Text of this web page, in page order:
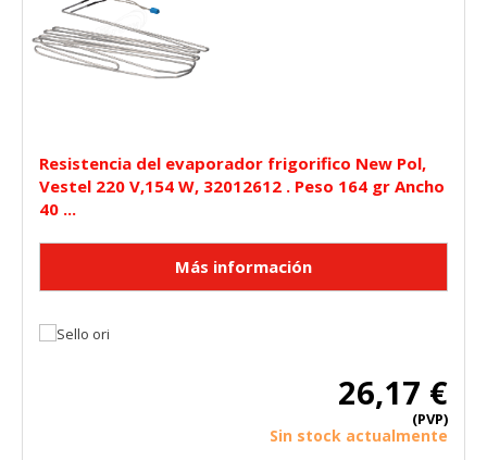
Resistencia del evaporador frigorifico New Pol,
Vestel 220 V,154 W, 32012612 . Peso 164 gr Ancho
40 ...
26,17 €
(PVP)
Sin stock actualmente